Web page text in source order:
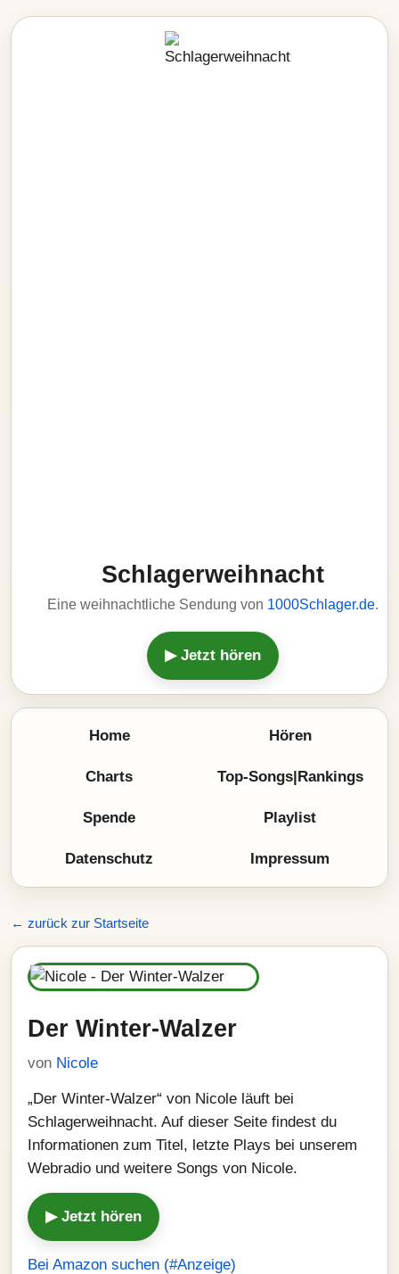
Schlagerweihnacht
Eine weihnachtliche Sendung von 1000Schlager.de.
▶ Jetzt hören
Home Hören
Charts Top-Songs|Rankings
Spende Playlist
Datenschutz Impressum
← zurück zur Startseite
Der Winter-Walzer
von Nicole
„Der Winter-Walzer“ von Nicole läuft bei
Schlagerweihnacht. Auf dieser Seite findest du
Informationen zum Titel, letzte Plays bei unserem
Webradio und weitere Songs von Nicole.
▶ Jetzt hören
Bei Amazon suchen (#Anzeige)